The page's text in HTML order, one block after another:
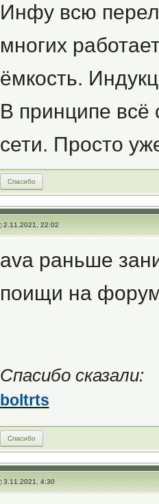
Инфу всю
многих
ёмкость.
В принципе всё
сети. Просто
Спасибо
2.11.2021, 22:02
ava раньше
поищи на
Спасибо сказали:
boltrts
Спасибо
3.11.2021, 4:30